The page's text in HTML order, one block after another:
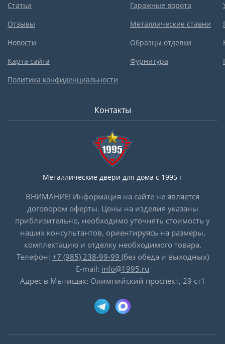
Статьи
Отзывы
Новости
Карта сайта
Политика конфиденциальности
Гаражные ворота
Металлические ставни
Образцы отделки
Фурнитура
Контакты
Металлические двери для дома с 1995 г
ВНИМАНИЕ! Информация на сайте не является
договором оферты. Цены на изделия указаны
приблизительно, необходимо уточнять стоимость у
наших консультантов, ориентируясь на размеры,
комплектацию и отделку необходимого товара.
Телефон: +7 (985) 238-99-99 (без обеда и выходных)
E-mail: info@1995.ru
Адрес в Мытищах: Олимпийский проспект, 29 ст1